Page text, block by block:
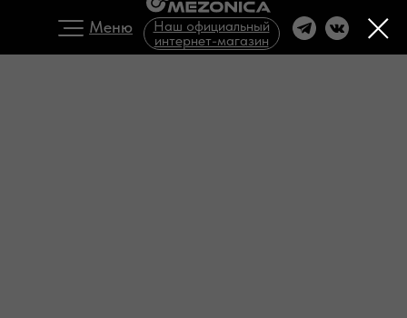
Меню
Наш официальный
интернет-магазин